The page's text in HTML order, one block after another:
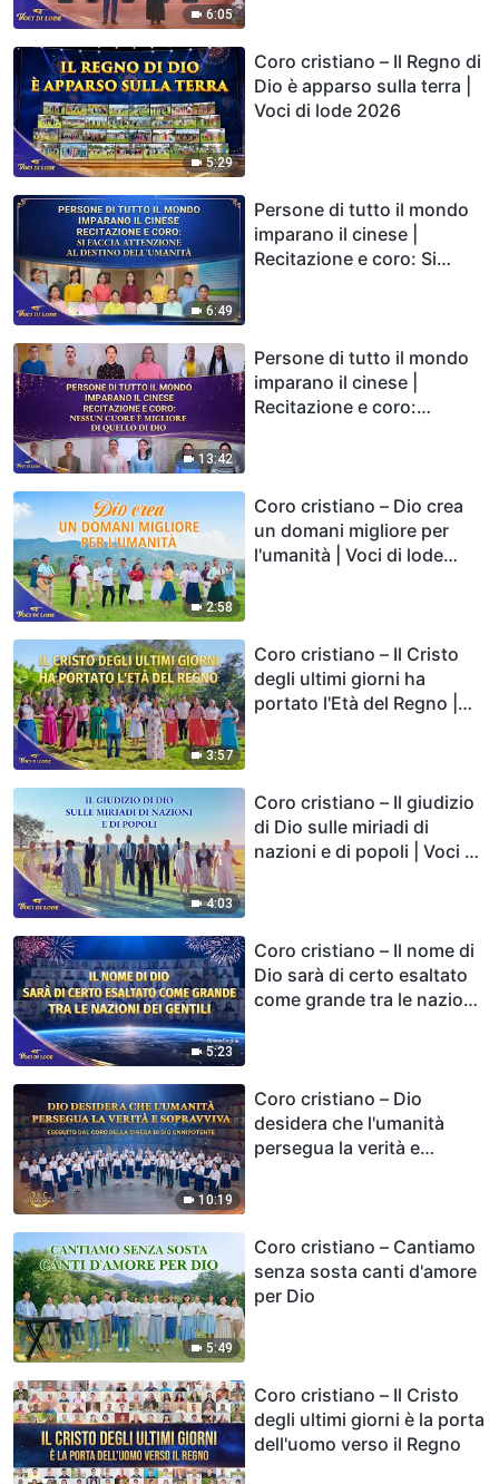
6:05
5:29
Coro cristiano – Il Regno di
Dio è apparso sulla terra |
Voci di lode 2026
6:49
Persone di tutto il mondo
imparano il cinese |
Recitazione e coro: Si
13:42
Persone di tutto il mondo
imparano il cinese |
Recitazione e coro:
2:58
Coro cristiano – Dio crea
un domani migliore per
l'umanità | Voci di lode
3:57
Coro cristiano – Il Cristo
degli ultimi giorni ha
portato l'Età del Regno |
4:03
Coro cristiano – Il giudizio
di Dio sulle miriadi di
nazioni e di popoli | Voci di
5:23
Coro cristiano – Il nome di
Dio sarà di certo esaltato
come grande tra le nazioni
10:19
Coro cristiano – Dio
desidera che l'umanità
persegua la verità e
5:49
Coro cristiano – Cantiamo
senza sosta canti d'amore
per Dio
Coro cristiano – Il Cristo
degli ultimi giorni è la porta
dell'uomo verso il Regno